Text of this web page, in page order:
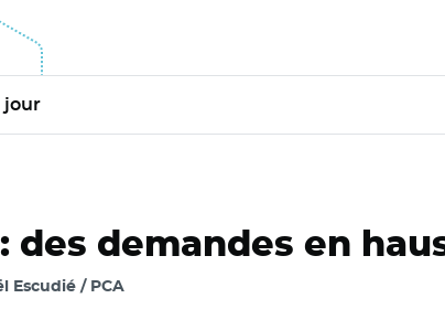
jour
des demandes en
Escudié / PCA